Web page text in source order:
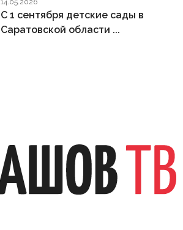
14.05.2026
С 1 сентября детские сады в
Саратовской области ...